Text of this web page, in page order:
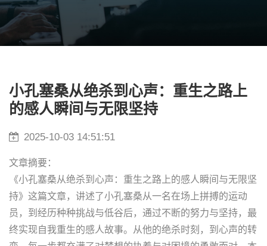
小孔塞桑从绝杀到心声：重生之路上
的感人瞬间与无限坚持
2025-10-03 14:51:51
文章摘要：
《小孔塞桑从绝杀到心声：重生之路上的感人瞬间与无限坚
持》这篇文章，讲述了小孔塞桑从一名在场上拼搏的运动
员，到经历种种挑战与低谷后，通过不断的努力与坚持，最
终实现自我重生的感人故事。从他的绝杀时刻，到心声的转